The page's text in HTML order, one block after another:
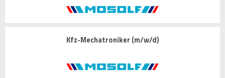
Kfz-Mechatroniker (m/w/d)